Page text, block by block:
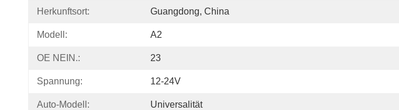
Herkunftsort: Guangdong, China
Modell: A2
OE NEIN.: 23
Spannung: 12-24V
Auto-Modell: Universalität